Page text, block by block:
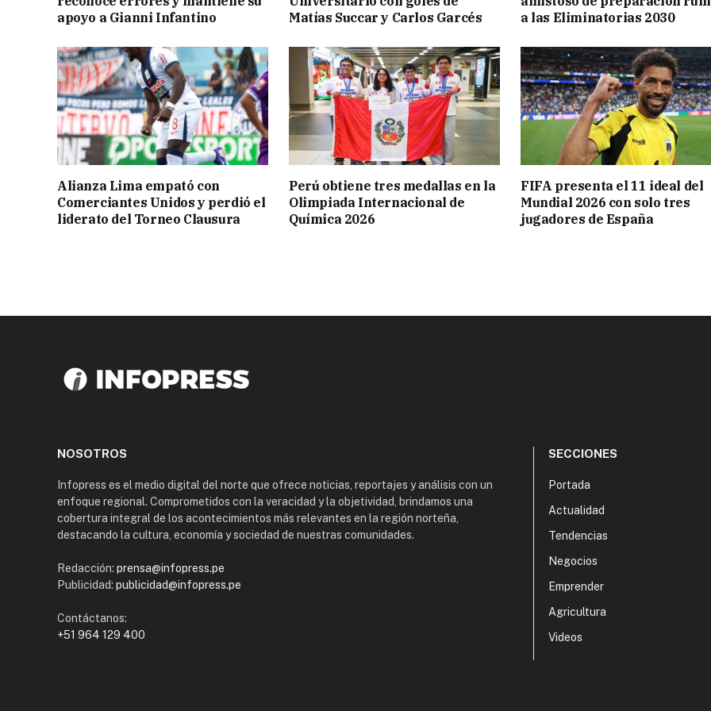
apoyo a Gianni Infantino
Matías Succar y Carlos Garcés
a las Eliminatorias 2030
Alianza Lima empató con
Comerciantes Unidos y perdió el
liderato del Torneo Clausura
Perú obtiene tres medallas en la
Olimpiada Internacional de
Química 2026
FIFA presenta el 11 ideal del
Mundial 2026 con solo tres
jugadores de España
NOSOTROS
Infopress es el medio digital del norte que ofrece noticias, reportajes y análisis con un
enfoque regional. Comprometidos con la veracidad y la objetividad, brindamos una
cobertura integral de los acontecimientos más relevantes en la región norteña,
destacando la cultura, economía y sociedad de nuestras comunidades.
Redacción: prensa@infopress.pe
Publicidad: publicidad@infopress.pe
Contáctanos:
+51 964 129 400
SECCIONES
Portada
Actualidad
Tendencias
Negocios
Emprender
Agricultura
Videos